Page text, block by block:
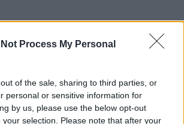
Not Process My Personal
of the sale, sharing to third parties, or
personal or sensitive information for
by us, please use the below opt-out
selection. Please note that after your
ΑΡΘΡΑ